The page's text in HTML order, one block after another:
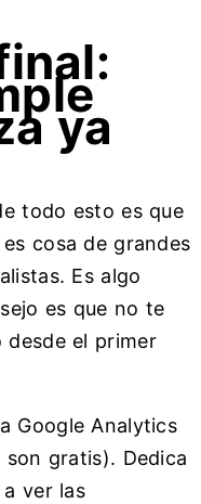
ya
todo esto es que
cosa de grandes
Es algo
es que no te
desde el primer
Google Analytics
gratis). Dedica
ver las